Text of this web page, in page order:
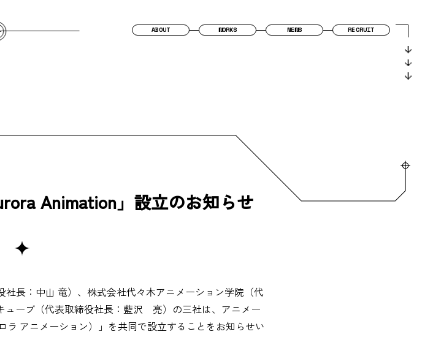
ABOUT WORKS NEWS RECRUIT
Animation」設立のお知らせ
長：中山 竜）、株式会社代々木アニメーション学院（代
ューブ（代表取締役社長：藍沢 亮）の三社は、アニメー
ラ アニメーション）」を共同で設立することをお知らせい